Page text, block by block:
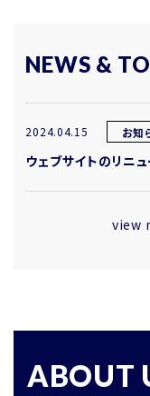
NEWS &
2024.04.15 お知
ウェブサイトのリニ
view
ABOUT